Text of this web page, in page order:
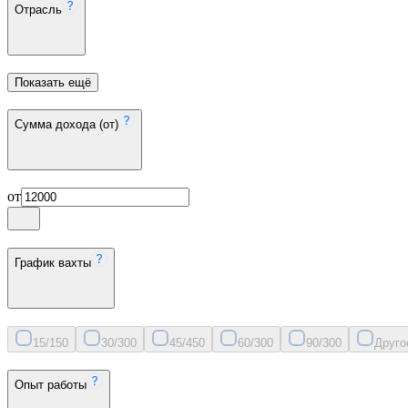
Отрасль
Показать ещё
Сумма дохода (от)
от
График вахты
15/150 30/300 45/450 60/300 90/300
Опыт работы